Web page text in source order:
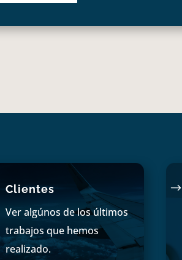
Clientes
Ver algúnos de los últimos
trabajos que hemos
realizado.
$